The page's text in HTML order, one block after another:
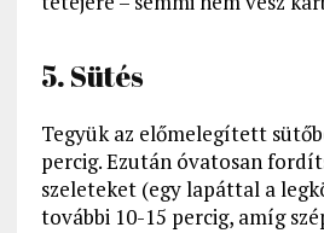
5. Sütés
Tegyük az előmelegített
percig. Ezután óvatosan
szeleteket (egy lapáttal a
további 10-15 percig, amíg